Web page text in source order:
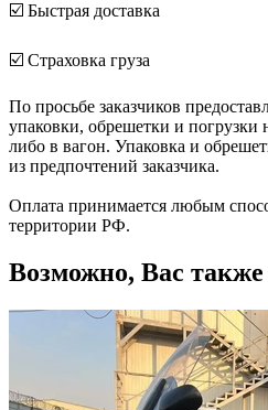
☑️ Быстрая доставка
☑️ Страховка груза
По просьбе заказчиков
упаковки, обрешетки и погрузки
либо в вагон. Упаковка и
из предпочтений заказчика.
Оплата принимается любым
территории РФ.
Возможно, Вас также